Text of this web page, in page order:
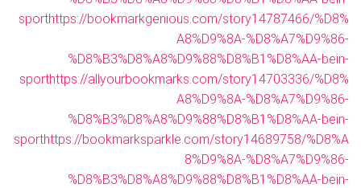
sporthttps://bookmarkgenious.com/story14787466/%D8%
A8%D9%8A-%D8%A7%D9%86-
%D8%B3%D8%A8%D9%88%D8%B1%D8%AA-bein-
sporthttps://allyourbookmarks.com/story14703336/%D8%
A8%D9%8A-%D8%A7%D9%86-
%D8%B3%D8%A8%D9%88%D8%B1%D8%AA-bein-
sporthttps://bookmarksparkle.com/story14689758/%D8%A
8%D9%8A-%D8%A7%D9%86-
%D8%B3%D8%A8%D9%88%D8%B1%D8%AA-bein-